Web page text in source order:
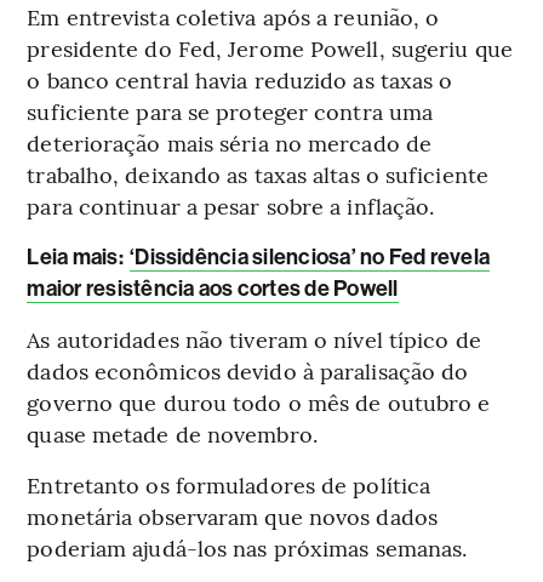
Em entrevista coletiva após a reunião, o
presidente do Fed, Jerome Powell, sugeriu que
o banco central havia reduzido as taxas o
suficiente para se proteger contra uma
deterioração mais séria no mercado de
trabalho, deixando as taxas altas o suficiente
para continuar a pesar sobre a inflação.
Leia mais: ‘Dissidência silenciosa’ no Fed revela
maior resistência aos cortes de Powell
As autoridades não tiveram o nível típico de
dados econômicos devido à paralisação do
governo que durou todo o mês de outubro e
quase metade de novembro.
Entretanto os formuladores de política
monetária observaram que novos dados
poderiam ajudá-los nas próximas semanas.